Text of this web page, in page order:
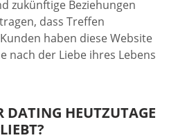
zukünftige Beziehungen
dass Treffen
haben diese Website
nach der Liebe ihres Lebens
DATING HEUTZUTAGE